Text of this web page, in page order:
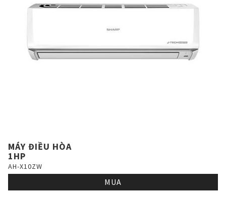
MÁY ĐIỀU HÒA
1HP
AH-X10ZW
MUA